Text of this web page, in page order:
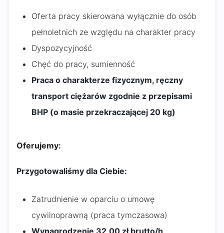
Oferta pracy skierowana wyłącznie do osób
pełnoletnich ze względu na charakter pracy
Dyspozycyjność
Chęć do pracy, sumienność
Praca o charakterze fizycznym, ręczny
transport ciężarów zgodnie z przepisami
BHP (o masie przekraczającej 20 kg)
Oferujemy:
Przygotowaliśmy dla Ciebie:
Zatrudnienie w oparciu o umowę
cywilnoprawną (praca tymczasowa)
Wynagrodzenie 32,00 zł brutto/h